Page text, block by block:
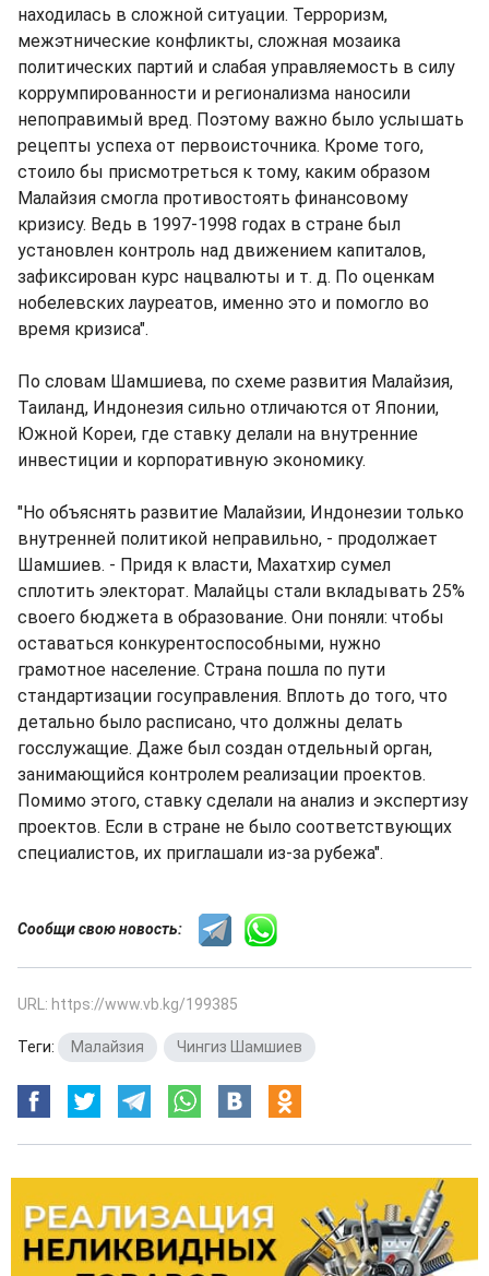
находилась в сложной ситуации. Терроризм,
межэтнические конфликты, сложная мозаика
политических партий и слабая управляемость в силу
коррумпированности и регионализма наносили
непоправимый вред. Поэтому важно было услышать
рецепты успеха от первоисточника. Кроме того,
стоило бы присмотреться к тому, каким образом
Малайзия смогла противостоять финансовому
кризису. Ведь в 1997-1998 годах в стране был
установлен контроль над движением капиталов,
зафиксирован курс нацвалюты и т. д. По оценкам
нобелевских лауреатов, именно это и помогло во
время кризиса".
По словам Шамшиева, по схеме развития Малайзия,
Таиланд, Индонезия сильно отличаются от Японии,
Южной Кореи, где ставку делали на внутренние
инвестиции и корпоративную экономику.
"Но объяснять развитие Малайзии, Индонезии только
внутренней политикой неправильно, - продолжает
Шамшиев. - Придя к власти, Махатхир сумел
сплотить электорат. Малайцы стали вкладывать 25%
своего бюджета в образование. Они поняли: чтобы
оставаться конкурентоспособными, нужно
грамотное население. Страна пошла по пути
стандартизации госуправления. Вплоть до того, что
детально было расписано, что должны делать
госслужащие. Даже был создан отдельный орган,
занимающийся контролем реализации проектов.
Помимо этого, ставку сделали на анализ и экспертизу
проектов. Если в стране не было соответствующих
специалистов, их приглашали из-за рубежа".
Сообщи свою новость:
URL: https://www.vb.kg/199385
Теги: Малайзия Чингиз Шамшиев